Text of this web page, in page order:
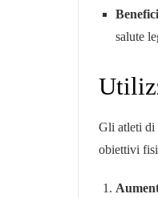
salute
Gli atleti di
obiettivi